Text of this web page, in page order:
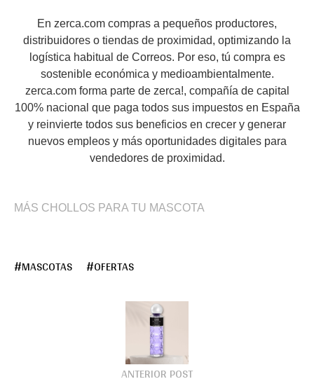
En zerca.com compras a pequeños productores,
distribuidores o tiendas de proximidad, optimizando la
logística habitual de Correos. Por eso, tú compra es
sostenible económica y medioambientalmente.
zerca.com forma parte de zerca!, compañía de capital
100% nacional que paga todos sus impuestos en España
y reinvierte todos sus beneficios en crecer y generar
nuevos empleos y más oportunidades digitales para
vendedores de proximidad.
MÁS CHOLLOS PARA TU MASCOTA
MASCOTAS OFERTAS
ANTERIOR POST